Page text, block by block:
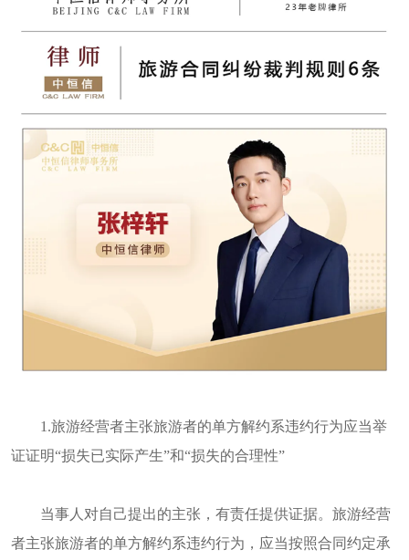
1.旅游经营者主张旅游者的单方解约系违约行为应当举
证证明“损失已实际产生”和“损失的合理性”
当事人对自己提出的主张，有责任提供证据。旅游经营
者主张旅游者的单方解约系违约行为，应当按照合同约定承